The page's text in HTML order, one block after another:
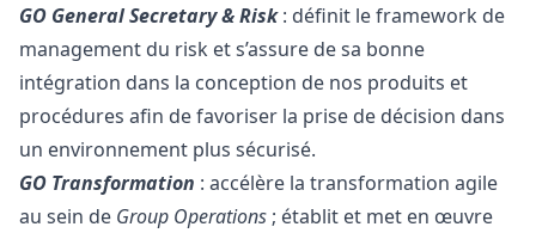
GO General Secretary & Risk: définit le framework de
management du risk et s’assure de sa bonne
intégration dans la conception de nos produits et
procédures afin de favoriser la prise de décision dans
un environnement plus sécurisé.
GO Transformation : accélère la transformation agile
au sein de Group Operations ; établit et met en œuvre